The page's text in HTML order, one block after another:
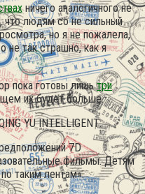
ничего аналогичного не
что людям со не сильный
но я не пожалела,
не так страшно, как я
пока готовы лишьтри
их будет больше.
YU INTELLIGENT:
7D
фильмы. Детям
таким лентам».